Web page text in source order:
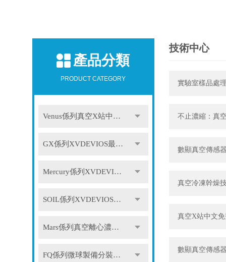
產品分類
PRODUCT CATEGORY
Venus係列真空X站中文免费版
GX係列XVDEVIOS最新版APP下载
Mercury係列XVDEVIOS最新版APP下载
SOIL係列XVDEVIOS最新版APP下载
Mars係列真空離心濃縮儀
FQ係列微球製備分裝係統
技術中心
實驗室樣品處
不止濃縮：真
數顯真空傳感
真空冷凍幹燥
真空X站中文
數顯真空傳感